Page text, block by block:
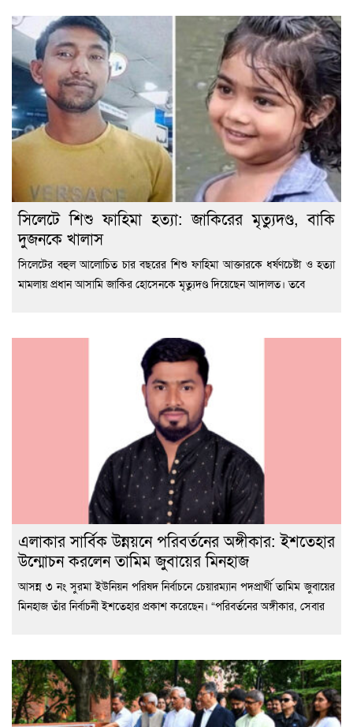
সিলেটে শিশু ফাহিমা হত্যা: জাকিরের মৃত্যুদণ্ড, বাকি
দুজনকে খালাস
সিলেটের বহুল আলোচিত চার বছরের শিশু ফাহিমা আক্তারকে ধর্ষণচেষ্টা ও হত্যা
মামলায় প্রধান আসামি জাকির হোসেনকে মৃত্যুদণ্ড দিয়েছেন আদালত। তবে
এলাকার সার্বিক উন্নয়নে পরিবর্তনের অঙ্গীকার: ইশতেহার
উন্মোচন করলেন তামিম জুবায়ের মিনহাজ
আসন্ন ৩ নং সুরমা ইউনিয়ন পরিষদ নির্বাচনে চেয়ারম্যান পদপ্রার্থী তামিম জুবায়ের
মিনহাজ তাঁর নির্বাচনী ইশতেহার প্রকাশ করেছেন। “পরিবর্তনের অঙ্গীকার, সেবার